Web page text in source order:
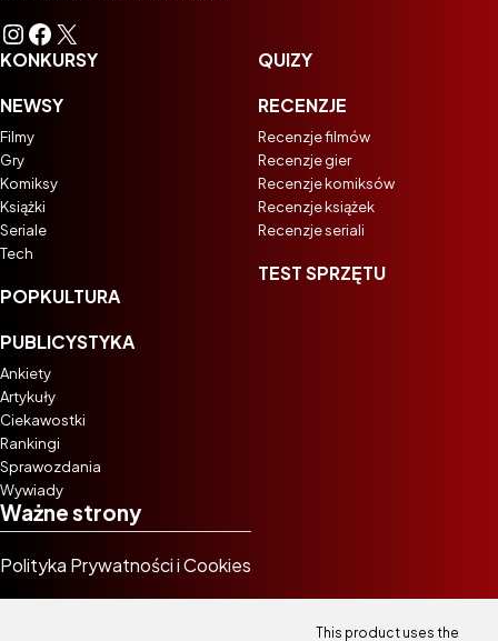
Instagram
Facebook
X
KONKURSY
NEWSY
Filmy
Gry
Komiksy
Książki
Seriale
Tech
POPKULTURA
PUBLICYSTYKA
Ankiety
Artykuły
Ciekawostki
Rankingi
Sprawozdania
Wywiady
QUIZY
RECENZJE
Recenzje filmów
Recenzje gier
Recenzje komiksów
Recenzje książek
Recenzje seriali
TEST SPRZĘTU
Ważne strony
Polityka Prywatności i Cookies
This product uses the